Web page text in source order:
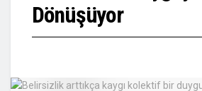
Dönüşüyor